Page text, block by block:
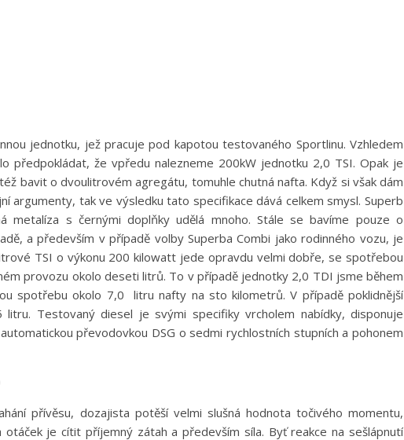
jednotku, jež pracuje pod kapotou testovaného Sportlinu. Vzhledem
předpokládat, že vpředu nalezneme 200kW jednotku 2,0 TSI. Opak je
bavit o dvoulitrovém agregátu, tomuhle chutná nafta. Když si však dám
argumenty, tak ve výsledku tato specifikace dává celkem smysl. Superb
metalíza s černými doplňky udělá mnoho. Stále se bavíme pouze o
a především v případě volby Superba Combi jako rodinného vozu, je
TSI o výkonu 200 kilowatt jede opravdu velmi dobře, se spotřebou
provozu okolo deseti litrů. To v případě jednotky 2,0 TDI jsme během
spotřebu okolo 7,0 litru nafty na sto kilometrů. V případě poklidnější
Testovaný diesel je svými specifiky vrcholem nabídky, disponuje
převodovkou DSG o sedmi rychlostních stupních a pohonem
přívěsu, dozajista potěší velmi slušná hodnota točivého momentu,
otáček je cítit příjemný zátah a především síla. Byť reakce na sešlápnutí